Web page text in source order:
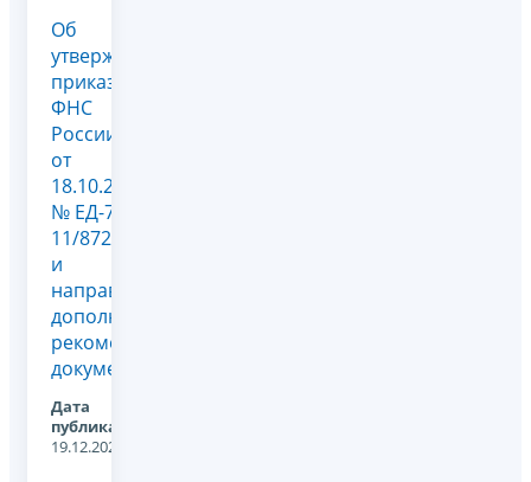
Об
утверждении
приказа
ФНС
России
от
18.10.2024
№ ЕД-7-
11/872@
и
направлении
дополнительных
рекомендуемых
документов
Дата
публикации:
19.12.2024